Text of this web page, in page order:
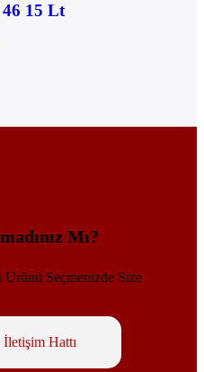
46 15 Lt
Mı?
Seçmenizde Size
Hattı